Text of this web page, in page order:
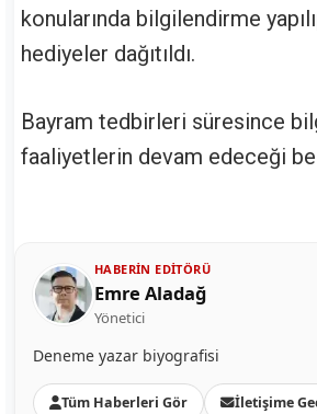
konularında bilgilendirme
hediyeler dağıtıldı.
Bayram tedbirleri süresince
faaliyetlerin devam edeceği
HABERIN EDITÖRÜ
Emre Aladağ
Yönetici
Deneme yazar biyografisi
Tüm Haberleri Gör İletişime